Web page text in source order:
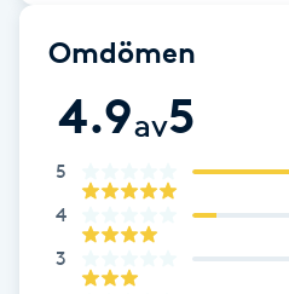
C
Celluliter
Coachning
Color correction
Cryoterapi
Omdömen
4.9av5
5
4
3